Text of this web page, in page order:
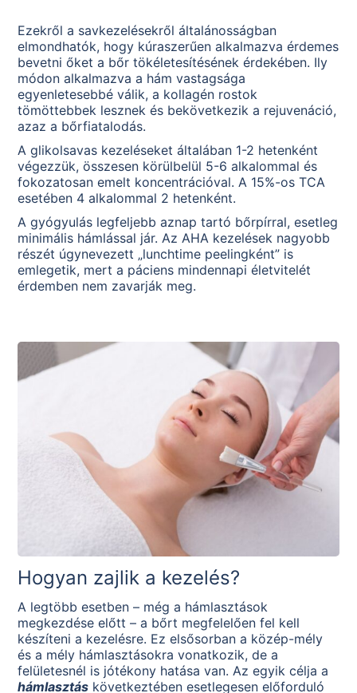
Ezekről a savkezelésekről általánosságban
elmondhatók, hogy kúraszerűen alkalmazva érdemes
bevetni őket a bőr tökéletesítésének érdekében. Ily
módon alkalmazva a hám vastagsága
egyenletesebbé válik, a kollagén rostok
tömöttebbek lesznek és bekövetkezik a rejuvenáció,
azaz a bőrfiatalodás.
A glikolsavas kezeléseket általában 1-2 hetenként
végezzük, összesen körülbelül 5-6 alkalommal és
fokozatosan emelt koncentrációval. A 15%-os TCA
esetében 4 alkalommal 2 hetenként.
A gyógyulás legfeljebb aznap tartó bőrpírral, esetleg
minimális hámlással jár. Az AHA kezelések nagyobb
részét úgynevezett „lunchtime peelingként” is
emlegetik, mert a páciens mindennapi életvitelét
érdemben nem zavarják meg.
Hogyan zajlik a kezelés?
A legtöbb esetben – még a hámlasztások
megkezdése előtt – a bőrt megfelelően fel kell
készíteni a kezelésre. Ez elsősorban a közép-mély
és a mély hámlasztásokra vonatkozik, de a
felületesnél is jótékony hatása van. Az egyik célja a
hámlasztás következtében esetlegesen előforduló